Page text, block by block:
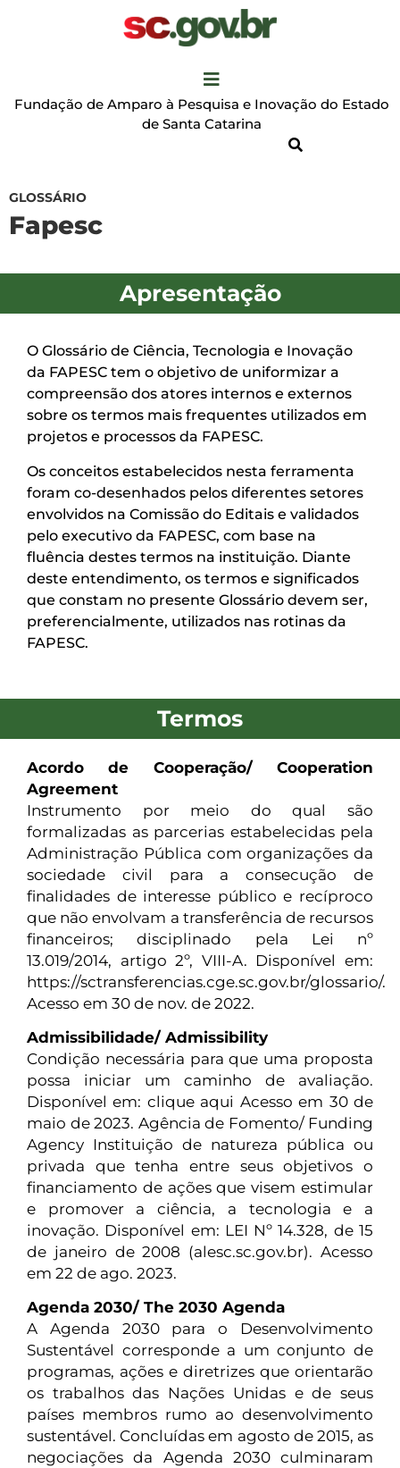
Fundação de Amparo à Pesquisa e Inovação do Estado
de Santa Catarina
GLOSSÁRIO
Fapesc
Apresentação
O Glossário de Ciência, Tecnologia e Inovação
da FAPESC tem o objetivo de uniformizar a
compreensão dos atores internos e externos
sobre os termos mais frequentes utilizados em
projetos e processos da FAPESC.
Os conceitos estabelecidos nesta ferramenta
foram co-desenhados pelos diferentes setores
envolvidos na Comissão do Editais e validados
pelo executivo da FAPESC, com base na
fluência destes termos na instituição. Diante
deste entendimento, os termos e significados
que constam no presente Glossário devem ser,
preferencialmente, utilizados nas rotinas da
FAPESC.
Termos
Acordo de Cooperação/ Cooperation
Agreement
Instrumento por meio do qual são
formalizadas as parcerias estabelecidas pela
Administração Pública com organizações da
sociedade civil para a consecução de
finalidades de interesse público e recíproco
que não envolvam a transferência de recursos
financeiros; disciplinado pela Lei nº
13.019/2014, artigo 2º, VIII-A. Disponível em:
https://sctransferencias.cge.sc.gov.br/glossario/.
Acesso em 30 de nov. de 2022.
Admissibilidade/ Admissibility
Condição necessária para que uma proposta
possa iniciar um caminho de avaliação.
Disponível em: clique aqui Acesso em 30 de
maio de 2023. Agência de Fomento/ Funding
Agency Instituição de natureza pública ou
privada que tenha entre seus objetivos o
financiamento de ações que visem estimular
e promover a ciência, a tecnologia e a
inovação. Disponível em: LEI Nº 14.328, de 15
de janeiro de 2008 (alesc.sc.gov.br). Acesso
em 22 de ago. 2023.
Agenda 2030/ The 2030 Agenda
A Agenda 2030 para o Desenvolvimento
Sustentável corresponde a um conjunto de
programas, ações e diretrizes que orientarão
os trabalhos das Nações Unidas e de seus
países membros rumo ao desenvolvimento
sustentável. Concluídas em agosto de 2015, as
negociações da Agenda 2030 culminaram